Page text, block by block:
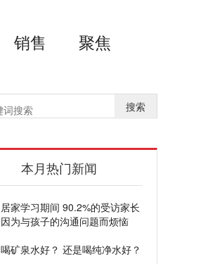
销售 聚焦
搜索
本月热门新闻
居家学习期间 90.2%的受访家长
因为与孩子的沟通问题而烦恼
喝矿泉水好？ 还是喝纯净水好？